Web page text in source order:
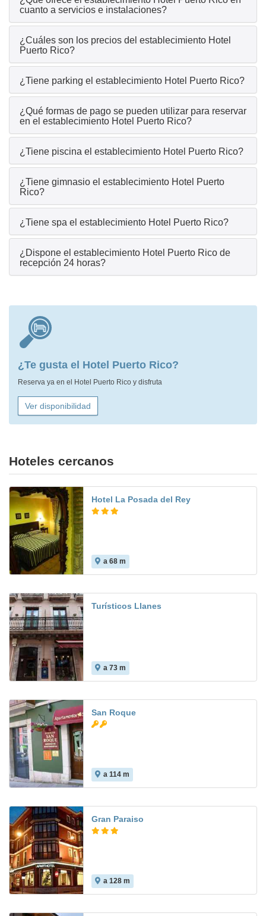
cuanto a servicios e instalaciones?
¿Cuáles son los precios del establecimiento Hotel
Puerto Rico?
¿Tiene parking el establecimiento Hotel Puerto Rico?
¿Qué formas de pago se pueden utilizar para reservar
en el establecimiento Hotel Puerto Rico?
¿Tiene piscina el establecimiento Hotel Puerto Rico?
¿Tiene gimnasio el establecimiento Hotel Puerto
Rico?
¿Tiene spa el establecimiento Hotel Puerto Rico?
¿Dispone el establecimiento Hotel Puerto Rico de
recepción 24 horas?
¿Te gusta el Hotel Puerto Rico?
Reserva ya en el Hotel Puerto Rico y disfruta
Ver disponibilidad
Hoteles cercanos
Hotel La Posada del Rey
a 68 m
Turísticos Llanes
a 73 m
San Roque
a 114 m
Gran Paraiso
a 128 m